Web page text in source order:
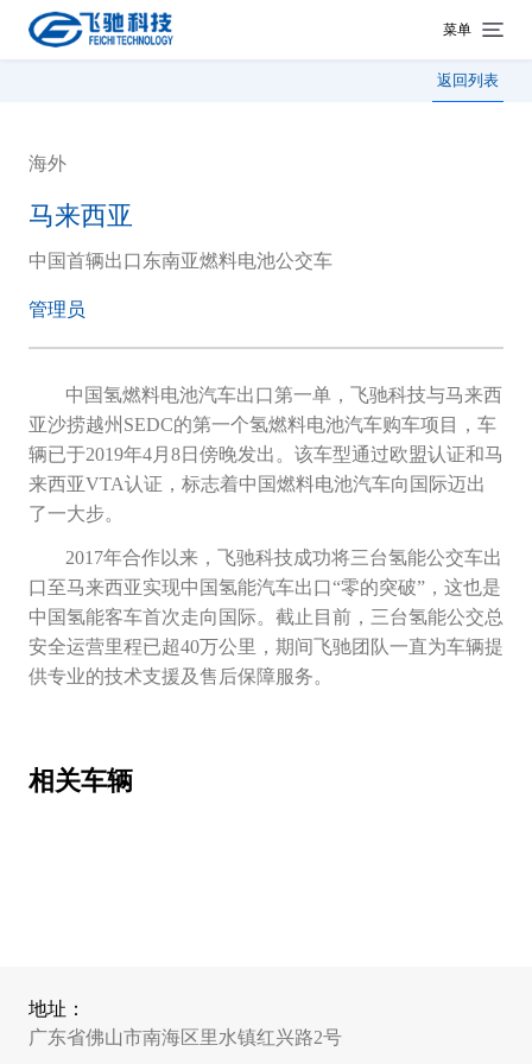
菜单
返回列表
海外
马来西亚
中国首辆出口东南亚燃料电池公交车
管理员
中国氢燃料电池汽车出口第一单，飞驰科技与马来西
亚沙捞越州SEDC的第一个氢燃料电池汽车购车项目，车
辆已于2019年4月8日傍晚发出。 该车型通过欧盟认证和马
来西亚VTA认证，标志着中国燃料电池汽车向国际迈出
了一大步。
2017年合作以来，飞驰科技成功将三台氢能公交车出
口至马来西亚实现中国氢能汽车出口“零的突破”，这也是
中国氢能客车首次走向国际。截止目前，三台氢能公交总
安全运营里程已超40万公里，期间飞驰团队一直为车辆提
供专业的技术支援及售后保障服务。
相关车辆
地址：
广东省佛山市南海区里水镇红兴路2号